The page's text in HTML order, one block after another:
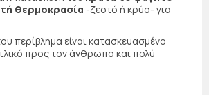
θερμοκρασία -ζεστό ή κρύο- για
περίβλημα είναι κατασκευασμένο
προς τον άνθρωπο και πολύ